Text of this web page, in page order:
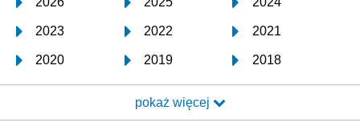
2023 2022 2021
2020 2019 2018
2017 2016 2015
2014 2013 2012
pokaż więcej